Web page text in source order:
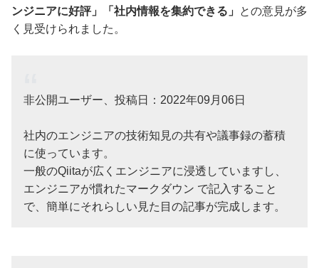
ンジニアに好評」「社内情報を集約できる」
との意見が多
く見受けられました。
非公開ユーザー、投稿日：2022年09月06日
社内のエンジニアの技術知見の共有や議事録の蓄積
に使っています。
一般のQiitaが広くエンジニアに浸透していますし、
エンジニアが慣れたマークダウン で記入すること
で、簡単にそれらしい見た目の記事が完成します。